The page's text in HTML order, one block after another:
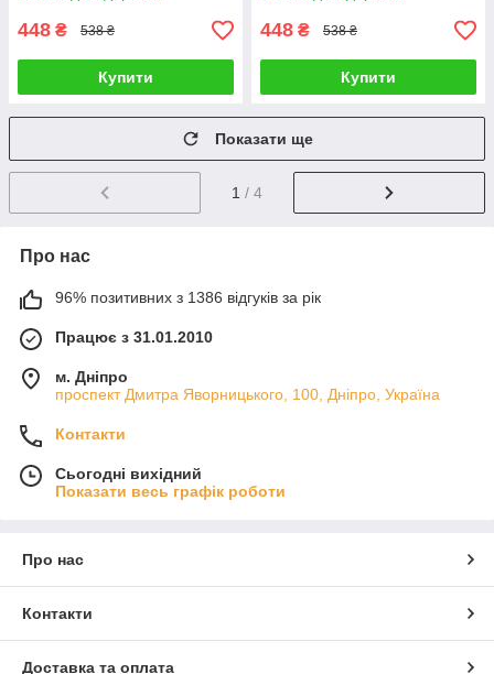
448 ₴ 538 ₴
Купити
448 ₴ 538 ₴
Купити
Показати ще
1 / 4
Про нас
96% позитивних з 1386 відгуків за рік
Працює з 31.01.2010
м. Дніпро
проспект Дмитра Яворницького, 100, Дніпро, Україна
Контакти
Сьогодні вихідний
Показати весь графік роботи
Про нас
Контакти
Доставка та оплата